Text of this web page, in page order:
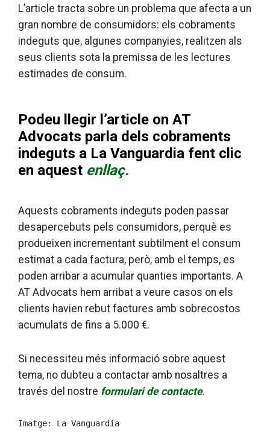
L’article tracta sobre un problema que afecta a un
gran nombre de consumidors: els cobraments
indeguts que, algunes companyies, realitzen als
seus clients sota la premissa de les lectures
estimades de consum.
Podeu llegir l’article on AT
Advocats parla dels cobraments
indeguts a La Vanguardia fent clic
en aquest enllaç.
Aquests cobraments indeguts poden passar
desapercebuts pels consumidors, perquè es
produeixen incrementant subtilment el consum
estimat a cada factura, però, amb el temps, es
poden arribar a acumular quanties importants. A
AT Advocats hem arribat a veure casos on els
clients havien rebut factures amb sobrecostos
acumulats de fins a 5.000 €.
Si necessiteu més informació sobre aquest
tema, no dubteu a contactar amb nosaltres a
través del nostre formulari de contacte.
Imatge: La Vanguardia